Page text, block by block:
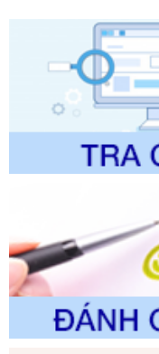
đổi, bổ sung và phê
trong giải quyết
thuộc phạm vi giải
Ngày ban hành: 01/
Số kí hiệu:2300/
Tên: V/v công bố
đổi, bổ sung và phê
giải quyết thủ tục
phạm vi chức năng
Ngày ban hành: 01/
Số kí hiệu:
351/
Tên: Nghị định số
định chuẩn nghèo đa
Ngày ban hành: 29/